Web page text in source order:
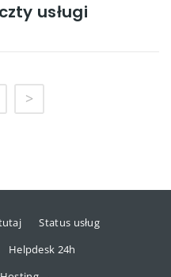
usługi
>
Status usług
Helpdesk 24h